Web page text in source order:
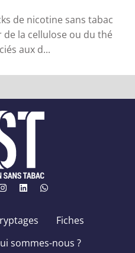
de nicotine sans tabac
la cellulose ou du thé
aux d...
Fiches
sommes-nous ?